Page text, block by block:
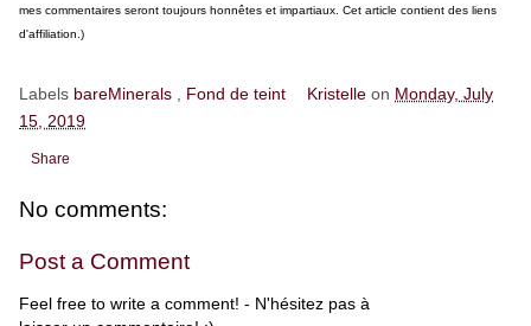
mes commentaires seront toujours honnêtes et impartiaux. Cet article contient des liens
d'affiliation.)
Labels bareMinerals , Fond de teint Kristelle on Monday, July
15, 2019
Share
No comments:
Post a Comment
Feel free to write a comment! - N'hésitez pas à